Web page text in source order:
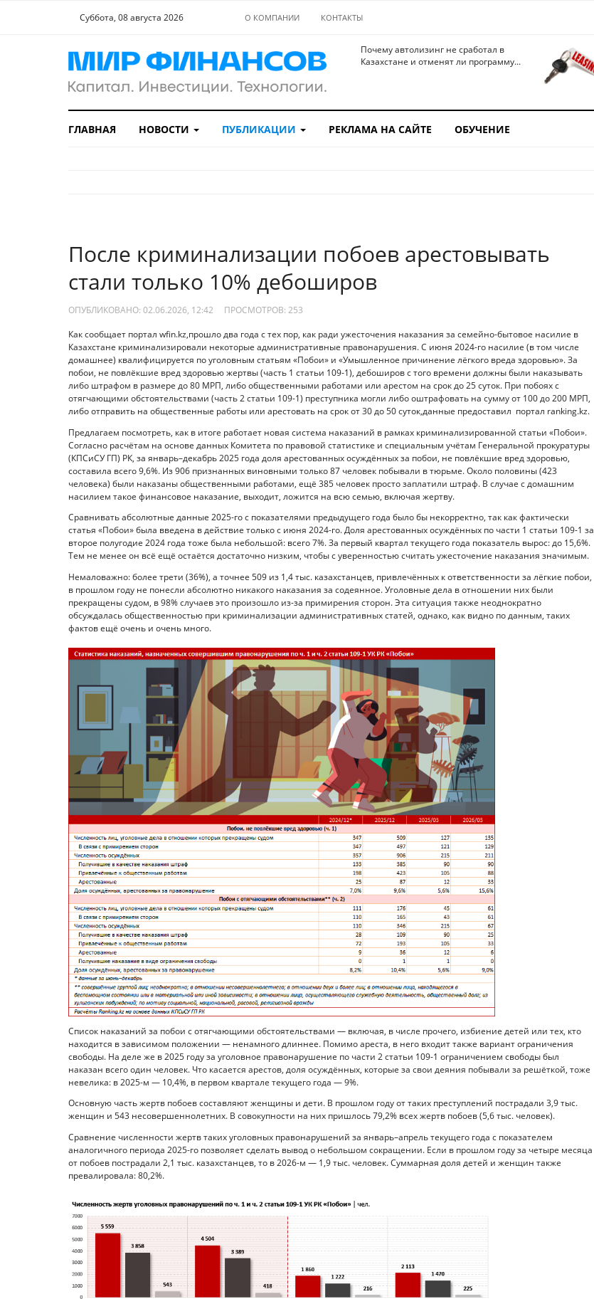
Суббота, 08 августа 2026 О КОМПАНИИ КОНТАКТЫ
Почему автолизинг не сработал в
Казахстане и отменят ли программу...
ГЛАВНАЯ НОВОСТИ ПУБЛИКАЦИИ РЕКЛАМА НА САЙТЕ ОБУЧЕНИЕ
После криминализации побоев арестовывать
стали только 10% дебоширов
ОПУБЛИКОВАНО: 02.06.2026, 12:42 ПРОСМОТРОВ: 253
Как сообщает портал wfin.kz,прошло два года с тех пор, как ради ужесточения наказания за семейно-бытовое насилие в
Казахстане криминализировали некоторые административные правонарушения. С июня 2024-го насилие (в том числе
домашнее) квалифицируется по уголовным статьям «Побои» и «Умышленное причинение лёгкого вреда здоровью». За
побои, не повлёкшие вред здоровью жертвы (часть 1 статьи 109-1), дебоширов с того времени должны были наказывать
либо штрафом в размере до 80 МРП, либо общественными работами или арестом на срок до 25 суток. При побоях с
отягчающими обстоятельствами (часть 2 статьи 109-1) преступника могли либо оштрафовать на сумму от 100 до 200 МРП,
либо отправить на общественные работы или арестовать на срок от 30 до 50 суток,данные предоставил портал ranking.kz.
Предлагаем посмотреть, как в итоге работает новая система наказаний в рамках криминализированной статьи «Побои».
Согласно расчётам на основе данных Комитета по правовой статистике и специальным учётам Генеральной прокуратуры
(КПСиСУ ГП) РК, за январь–декабрь 2025 года доля арестованных осуждённых за побои, не повлёкшие вред здоровью,
составила всего 9,6%. Из 906 признанных виновными только 87 человек побывали в тюрьме. Около половины (423
человека) были наказаны общественными работами, ещё 385 человек просто заплатили штраф. В случае с домашним
насилием такое финансовое наказание, выходит, ложится на всю семью, включая жертву.
Сравнивать абсолютные данные 2025-го с показателями предыдущего года было бы некорректно, так как фактически
статья «Побои» была введена в действие только с июня 2024-го. Доля арестованных осуждённых по части 1 статьи 109-1 за
второе полугодие 2024 года тоже была небольшой: всего 7%. За первый квартал текущего года показатель вырос: до 15,6%.
Тем не менее он всё ещё остаётся достаточно низким, чтобы с уверенностью считать ужесточение наказания значимым.
Немаловажно: более трети (36%), а точнее 509 из 1,4 тыс. казахстанцев, привлечённых к ответственности за лёгкие побои,
в прошлом году не понесли абсолютно никакого наказания за содеянное. Уголовные дела в отношении них были
прекращены судом, в 98% случаев это произошло из-за примирения сторон. Эта ситуация также неоднократно
обсуждалась общественностью при криминализации административных статей, однако, как видно по данным, таких
фактов ещё очень и очень много.
Список наказаний за побои с отягчающими обстоятельствами — включая, в числе прочего, избиение детей или тех, кто
находится в зависимом положении — ненамного длиннее. Помимо ареста, в него входит также вариант ограничения
свободы. На деле же в 2025 году за уголовное правонарушение по части 2 статьи 109-1 ограничением свободы был
наказан всего один человек. Что касается арестов, доля осуждённых, которые за свои деяния побывали за решёткой, тоже
невелика: в 2025-м — 10,4%, в первом квартале текущего года — 9%.
Основную часть жертв побоев составляют женщины и дети. В прошлом году от таких преступлений пострадали 3,9 тыс.
женщин и 543 несовершеннолетних. В совокупности на них пришлось 79,2% всех жертв побоев (5,6 тыс. человек).
Сравнение численности жертв таких уголовных правонарушений за январь–апрель текущего года с показателем
аналогичного периода 2025-го позволяет сделать вывод о небольшом сокращении. Если в прошлом году за четыре месяца
от побоев пострадали 2,1 тыс. казахстанцев, то в 2026-м — 1,9 тыс. человек. Суммарная доля детей и женщин также
превалировала: 80,2%.